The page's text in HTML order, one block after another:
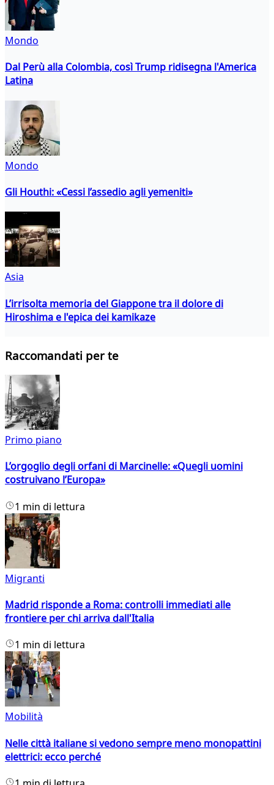
Mondo
Dal Perù alla Colombia, così Trump ridisegna l'America
Latina
Mondo
Gli Houthi: «Cessi l’assedio agli yemeniti»
Asia
L’irrisolta memoria del Giappone tra il dolore di
Hiroshima e l'epica dei kamikaze
Raccomandati per te
Primo piano
L’orgoglio degli orfani di Marcinelle: «Quegli uomini
costruivano l’Europa»
1 min di lettura
Migranti
Madrid risponde a Roma: controlli immediati alle
frontiere per chi arriva dall'Italia
1 min di lettura
Mobilità
Nelle città italiane si vedono sempre meno monopattini
elettrici: ecco perché